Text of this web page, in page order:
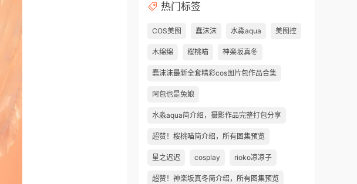
热门标签
COS美图 蠢沫沫 水淼aqua 美图控
木绵绵 桜桃喵 神楽坂真冬
蠢沫沫最新全套精彩cos图片包作品合集
阿包也是兔娘
水淼aqua简介绍，摄影作品完整打包分享
超赞！桜桃喵简介绍，所有图集预览
星之迟迟 cosplay rioko凉凉子
超赞！神楽坂真冬简介绍，所有图集预览